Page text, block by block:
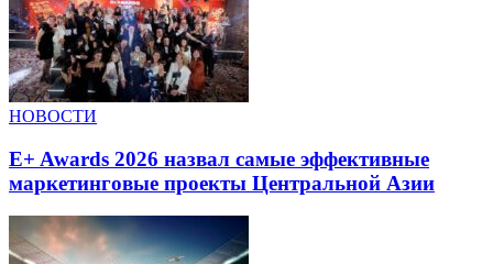
НОВОСТИ
E+ Awards 2026 назвал самые эффективные
маркетинговые проекты Центральной Азии